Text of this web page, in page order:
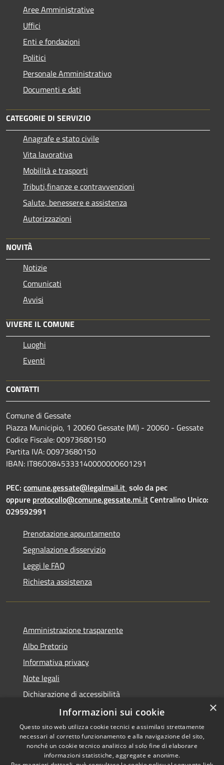
Aree Amministrative
Uffici
Enti e fondazioni
Politici
Personale Amministrativo
Documenti e dati
CATEGORIE DI SERVIZIO
Anagrafe e stato civile
Vita lavorativa
Mobilità e trasporti
Tributi,finanze e contravvenzioni
Salute, benessere e assistenza
Autorizzazioni
NOVITÀ
Notizie
Comunicati
Avvisi
VIVERE IL COMUNE
Luoghi
Eventi
CONTATTI
Comune di Gessate
Piazza Municipio, 1 20060 Gessate (MI) - 20060 - Gessate
Codice Fiscale: 00973680150
Partita IVA: 00973680150
IBAN: IT86O0845333140000000601291
PEC: comune.gessate@legalmail.it solo da pec
oppure protocollo@comune.gessate.mi.itCentralino Unico:
029592991
Prenotazione appuntamento
Segnalazione disservizio
Leggi le FAQ
Richiesta assistenza
Amministrazione trasparente
Albo Pretorio
Informativa privacy
Note legali
Dichiarazione di accessibilità
Dichiarazione di accessibilità dal 2025
RSS Copyright © 2026 • Comune di
×
Informazioni sui cookie
Questo sito web utilizza cookie tecnici e assimilati strettamente
necessari al corretto funzionamento e alla navigazione del sito,
nonché un cookie tecnico analitico al solo fine di elaborare
informazioni statistiche, aggregate e anonime.